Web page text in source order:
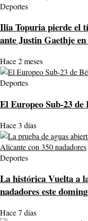
Deportes
Ilia Topuria pierde el
ante Justin Gaethje
Hace 2 meses
Deportes
El Europeo Sub-23
Hace 3 días
Deportes
La histórica Vuelta a
nadadores este
Hace 7 días